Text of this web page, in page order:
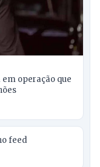
operação que
feed